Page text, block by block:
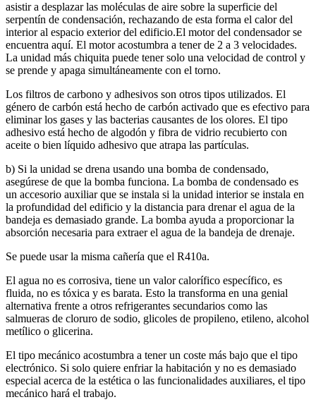
asistir a desplazar las moléculas de aire sobre la superficie del
serpentín de condensación, rechazando de esta forma el calor del
interior al espacio exterior del edificio.El motor del condensador se
encuentra aquí. El motor acostumbra a tener de 2 a 3 velocidades.
La unidad más chiquita puede tener solo una velocidad de control y
se prende y apaga simultáneamente con el torno.
Los filtros de carbono y adhesivos son otros tipos utilizados. El
género de carbón está hecho de carbón activado que es efectivo para
eliminar los gases y las bacterias causantes de los olores. El tipo
adhesivo está hecho de algodón y fibra de vidrio recubierto con
aceite o bien líquido adhesivo que atrapa las partículas.
b) Si la unidad se drena usando una bomba de condensado,
asegúrese de que la bomba funciona. La bomba de condensado es
un accesorio auxiliar que se instala si la unidad interior se instala en
la profundidad del edificio y la distancia para drenar el agua de la
bandeja es demasiado grande. La bomba ayuda a proporcionar la
absorción necesaria para extraer el agua de la bandeja de drenaje.
Se puede usar la misma cañería que el R410a.
El agua no es corrosiva, tiene un valor calorífico específico, es
fluida, no es tóxica y es barata. Esto la transforma en una genial
alternativa frente a otros refrigerantes secundarios como las
salmueras de cloruro de sodio, glicoles de propileno, etileno, alcohol
metílico o glicerina.
El tipo mecánico acostumbra a tener un coste más bajo que el tipo
electrónico. Si solo quiere enfriar la habitación y no es demasiado
especial acerca de la estética o las funcionalidades auxiliares, el tipo
mecánico hará el trabajo.